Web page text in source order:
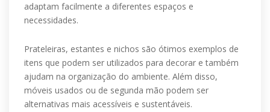
adaptam facilmente a diferentes espaços e
necessidades.
Prateleiras, estantes e nichos são ótimos exemplos de
itens que podem ser utilizados para decorar e também
ajudam na organização do ambiente. Além disso,
móveis usados ou de segunda mão podem ser
alternativas mais acessíveis e sustentáveis.